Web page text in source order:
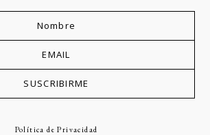
Política de Privacidad